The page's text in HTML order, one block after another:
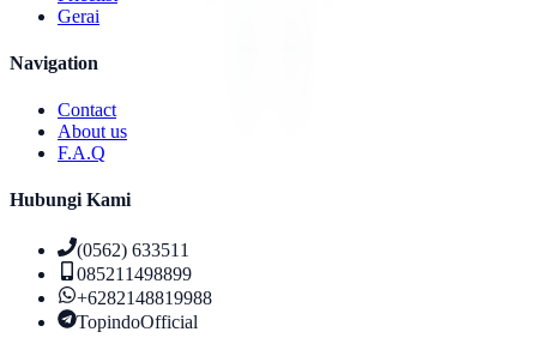
Gerai
Navigation
Contact
About us
F.A.Q
Hubungi Kami
(0562) 633511
085211498899
+6282148819988
TopindoOfficial